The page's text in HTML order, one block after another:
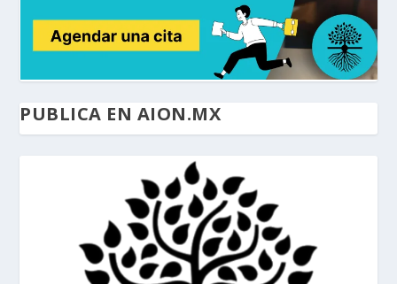
PUBLICA EN AION.MX